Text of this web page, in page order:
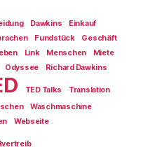
Dawkins
Einkauf
Fundstück
Geschäft
Link Menschen
Miete
Odyssee Richard Dawkins
TED Talks
Translation
Waschmaschine
Webseite